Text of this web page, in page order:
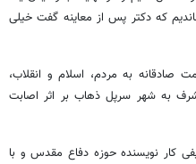
که دکتر پس از معاینه گفت خیلی
به مردم، اسلام و انقلاب،
قراویز مشرف به شهر سرپل ذهاب بر اثر اصابت
نویسنده حوزه دفاع مقدس و با